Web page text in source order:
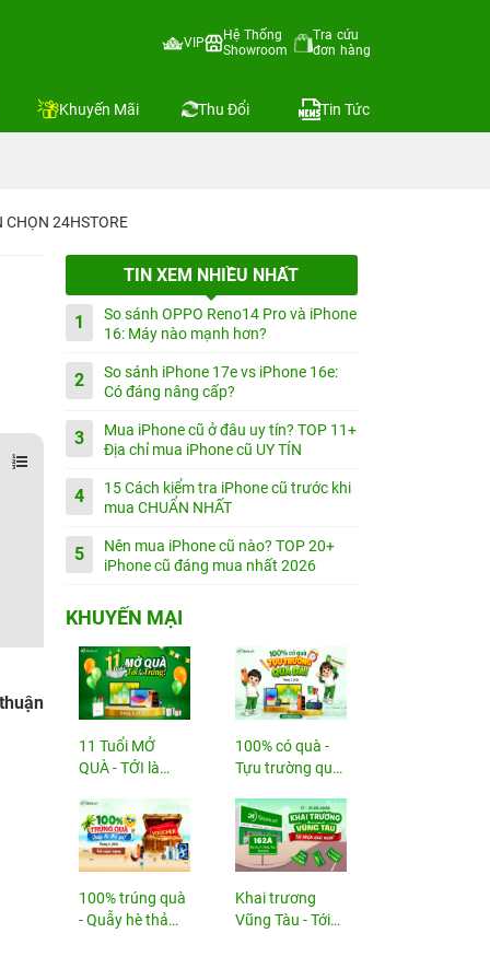
VIP
Hệ Thống
Showroom
Tra cứu
đơn hàng
Khuyến Mãi Thu Đổi Tin Tức
CHỌN 24HSTORE
TIN XEM NHIỀU NHẤT
1
So sánh OPPO Reno14 Pro và iPhone
16: Máy nào mạnh hơn?
2
So sánh iPhone 17e vs iPhone 16e:
Có đáng nâng cấp?
3
Mua iPhone cũ ở đâu uy tín? TOP 11+
Địa chỉ mua iPhone cũ UY TÍN
4
15 Cách kiểm tra iPhone cũ trước khi
mua CHUẨN NHẤT
5
Nên mua iPhone cũ nào? TOP 20+
iPhone cũ đáng mua nhất 2026
KHUYẾN MẠI
11 Tuổi MỞ
QUÀ - TỚI là
100% có quà -
Tựu trường quá
100% trúng quà
- Quẫy hè thả
Khai trương
Vũng Tàu - Tới